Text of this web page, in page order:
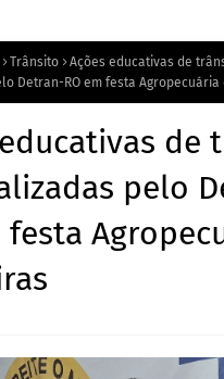
Trânsito
Ações educativas de
Detran-RO em festa Agropecuária
de
pelo
festa